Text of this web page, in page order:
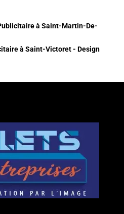
à Saint-Martin-De-
à Saint-Victoret - Design